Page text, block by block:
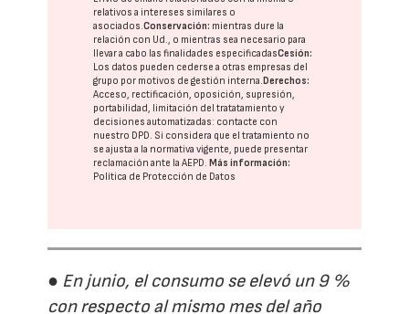
relativos a intereses similares o
asociados.Conservación: mientras dure la
relación con Ud., o mientras sea necesario para
llevar a cabo las finalidades especificadasCesión:
Los datos pueden cederse a otras empresas del
grupo por motivos de gestión interna.Derechos:
Acceso, rectificación, oposición, supresión,
portabilidad, limitación del tratatamiento y
decisiones automatizadas: contacte con
nuestro DPD. Si considera que el tratamiento no
se ajusta a la normativa vigente, puede presentar
reclamación ante laAEPD.Más información:
Política de Protección de Datos
● En junio, el consumo se elevó un 9 %
con respecto al mismo mes del año